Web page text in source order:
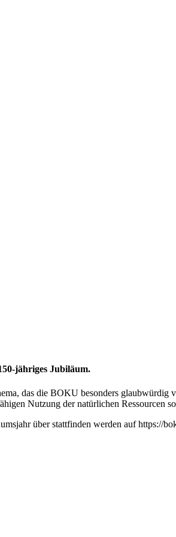
jähriges Jubiläum.
das die BOKU besonders
Nutzung der natürlichen Ressourcen
über stattfinden werden auf https://